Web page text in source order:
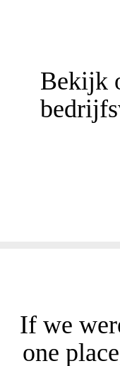
Bekijk
If we
one